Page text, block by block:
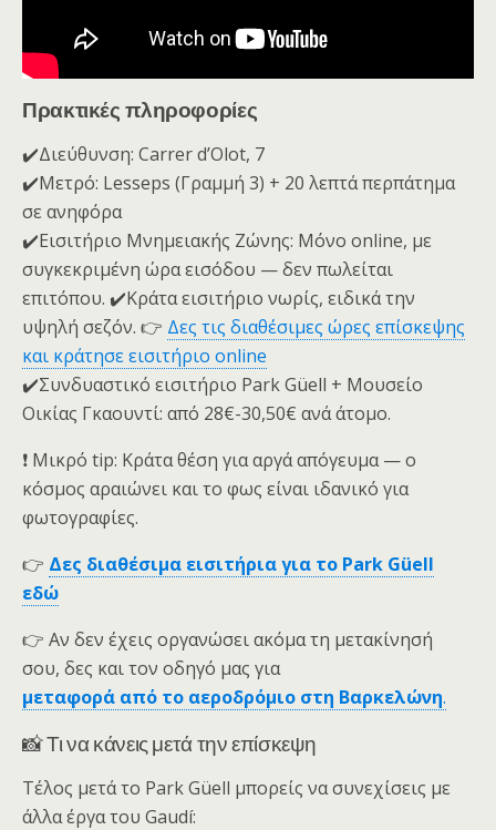
Πρακτικές πληροφορίες
✔️Διεύθυνση: Carrer d’Olot, 7
✔️Μετρό: Lesseps (Γραμμή 3) + 20 λεπτά περπάτημα
σε ανηφόρα
✔️Εισιτήριο Μνημειακής Ζώνης: Μόνο online, με
συγκεκριμένη ώρα εισόδου — δεν πωλείται
επιτόπου. ✔️Κράτα εισιτήριο νωρίς, ειδικά την
υψηλή σεζόν. 👉 Δες τις διαθέσιμες ώρες επίσκεψης
και κράτησε εισιτήριο online
✔️Συνδυαστικό εισιτήριο Park Güell + Μουσείο
Οικίας Γκαουντί: από 28€-30,50€ ανά άτομο.
❗ Μικρό tip: Κράτα θέση για αργά απόγευμα — ο
κόσμος αραιώνει και το φως είναι ιδανικό για
φωτογραφίες.
👉 Δες διαθέσιμα εισιτήρια για το Park Güell
εδώ
👉 Αν δεν έχεις οργανώσει ακόμα τη μετακίνησή
σου, δες και τον οδηγό μας για
μεταφορά από το αεροδρόμιο στη Βαρκελώνη.
📸 Τι να κάνεις μετά την επίσκεψη
Τέλος μετά το Park Güell μπορείς να συνεχίσεις με
άλλα έργα του Gaudí: